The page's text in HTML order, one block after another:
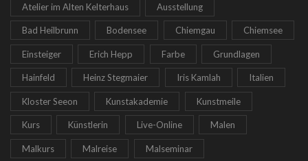
Atelier im Alten Kelterhaus Ausstellung
Bad Heilbrunn Bodensee Chiemgau Chiemsee
Einsteiger Erich Hepp Farbe Grundlagen
Hainfeld Heinz Stegmaier Iris Kamlah Italien
Kloster Seeon Kunstakademie Kunstmeile
Kurs Künstlerin Live-Online Malen
Malkurs Malreise Malseminar